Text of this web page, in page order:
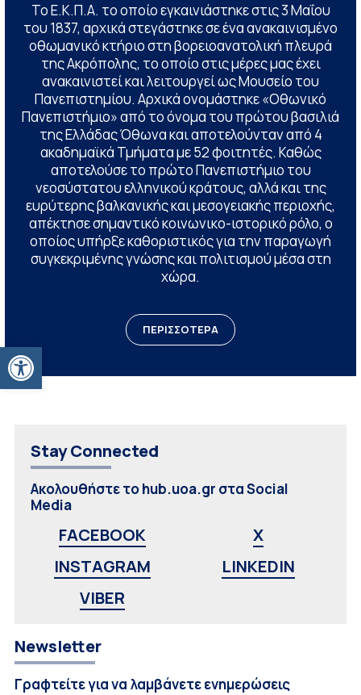
Ανοίξτε τη γραμμή εργαλείων
Το Ε.Κ.Π.Α. το οποίο εγκαινιάστηκε στις 3 Μαΐου
του 1837, αρχικά στεγάστηκε σε ένα ανακαινισμένο
οθωμανικό κτήριο στη βορειοανατολική πλευρά
της Ακρόπολης, το οποίο στις μέρες μας έχει
ανακαινιστεί και λειτουργεί ως Μουσείο του
Πανεπιστημίου. Αρχικά ονομάστηκε «Οθωνικό
Πανεπιστήμιο» από το όνομα του πρώτου βασιλιά
της Ελλάδας Όθωνα και αποτελούνταν από 4
ακαδημαϊκά Τμήματα με 52 φοιτητές. Καθώς
αποτελούσε το πρώτο Πανεπιστήμιο του
νεοσύστατου ελληνικού κράτους, αλλά και της
ευρύτερης βαλκανικής και μεσογειακής περιοχής,
απέκτησε σημαντικό κοινωνικο-ιστορικό ρόλο, ο
οποίος υπήρξε καθοριστικός για την παραγωγή
συγκεκριμένης γνώσης και πολιτισμού μέσα στη
χώρα.
ΠΕΡΙΣΣΟΤΕΡΑ
Stay Connected
Ακολουθήστε το hub.uoa.gr στα Social
Media
FACEBOOK
X
INSTAGRAM
LINKEDIN
VIBER
Newsletter
Γραφτείτε για να λαμβάνετε ενημερώσεις